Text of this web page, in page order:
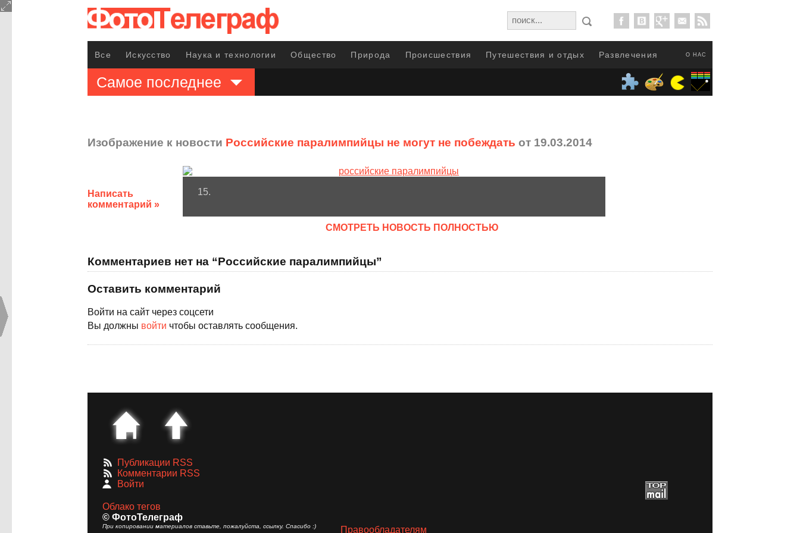
О НАС
Все Искусство Наука и технологии Общество Природа Происшествия Путешествия и отдых Развлечения
Самое последнее
Изображение к новости Российские паралимпийцы не могут не побеждать от 19.03.2014
Написать
комментарий »
15.
CМОТРЕТЬ НОВОСТЬ ПОЛНОСТЬЮ
Комментариев нет на “Российские паралимпийцы”
Оставить комментарий
Войти на сайт через соцсети
Вы должны войти чтобы оставлять сообщения.
Публикации RSS
Комментарии RSS
Войти
Облако тегов
© ФотоТелеграф
При копировании материалов ставьте, пожалуйста, ссылку. Спасибо :) Правообладателям